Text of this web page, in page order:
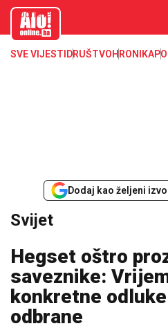
aloonline.b
SVE VIJESTI DRUŠTVOHRONIKA
Dodaj kao željeni
Svijet
Hegset oštro
saveznike:
konkretne
odbrane